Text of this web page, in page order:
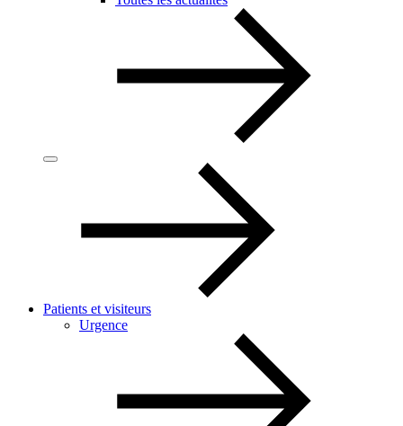
Patients et visiteurs
Urgence